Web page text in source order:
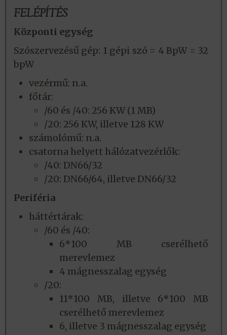
FELÉPÍTÉS
Központi egység
Szószervezésű gép: 1 gépi szó = 4 BpW = 32
bpW
vezérmű: n.a.
főtár:
/60 és /40: 256 KW (1 MB)
/20: 256 KW, illetve 128 KW
számolómű: n.a.
csatorna helyett hálózatvezérlők:
/40: DN66/32
/20: DN66/64, illetve DN66/32
Periféria
háttértárak:
/60 és /40:
6*100 MB cserélhető
merevlemez
4 mágnesszalag egység
/20:
11*100 MB, illetve 6*100 MB
cserélhető merevlemez
6, illetve 3 mágnesszalag egység